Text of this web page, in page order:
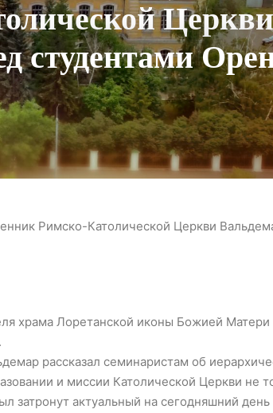
Церкви
студентами
Римско-Католической Церкви
храма Лоретанской иконы Божией Матери
рассказал семинаристам об
и миссии Католической Церкви не
затронут актуальный на сегодняшний день